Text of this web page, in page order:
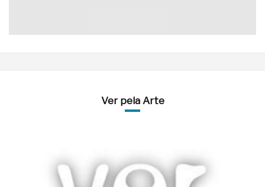
Ver pela Arte